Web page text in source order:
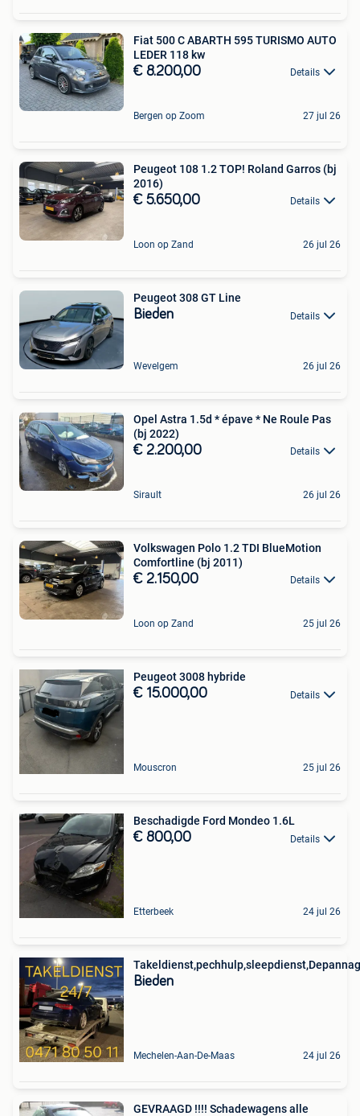
Fiat 500 C ABARTH 595 TURISMO AUTO
LEDER 118 kw
€ 8.200,00 Details
Bergen op Zoom 27 jul 26
Peugeot 108 1.2 TOP! Roland Garros (bj
2016)
€ 5.650,00 Details
Loon op Zand 26 jul 26
Peugeot 308 GT Line
Bieden Details
Wevelgem 26 jul 26
Opel Astra 1.5d * épave * Ne Roule Pas
(bj 2022)
€ 2.200,00 Details
Sirault 26 jul 26
Volkswagen Polo 1.2 TDI BlueMotion
Comfortline (bj 2011)
€ 2.150,00 Details
Loon op Zand 25 jul 26
Peugeot 3008 hybride
€ 15.000,00 Details
Mouscron 25 jul 26
Beschadigde Ford Mondeo 1.6L
€ 800,00 Details
Etterbeek 24 jul 26
Bieden
Mechelen-Aan-De-Maas 24 jul 26
GEVRAAGD !!!! Schadewagens alle